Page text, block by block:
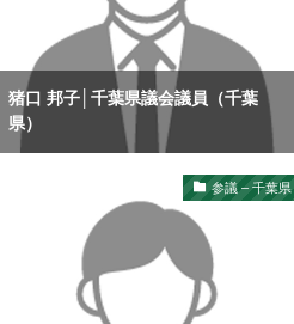
猪口 邦子│千葉県議会議員（千葉
県）
参議 – 千葉県